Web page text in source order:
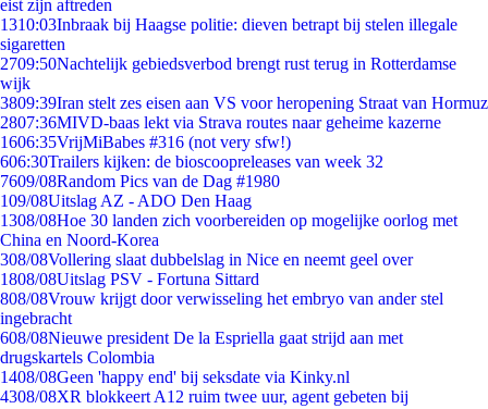
eist zijn aftreden
1310:03Inbraak bij Haagse politie: dieven betrapt bij stelen illegale
sigaretten
2709:50Nachtelijk gebiedsverbod brengt rust terug in Rotterdamse
wijk
3809:39Iran stelt zes eisen aan VS voor heropening Straat van Hormuz
2807:36MIVD-baas lekt via Strava routes naar geheime kazerne
1606:35VrijMiBabes #316 (not very sfw!)
606:30Trailers kijken: de bioscoopreleases van week 32
7609/08Random Pics van de Dag #1980
109/08Uitslag AZ - ADO Den Haag
1308/08Hoe 30 landen zich voorbereiden op mogelijke oorlog met
China en Noord-Korea
308/08Vollering slaat dubbelslag in Nice en neemt geel over
1808/08Uitslag PSV - Fortuna Sittard
808/08Vrouw krijgt door verwisseling het embryo van ander stel
ingebracht
608/08Nieuwe president De la Espriella gaat strijd aan met
drugskartels Colombia
1408/08Geen 'happy end' bij seksdate via Kinky.nl
4308/08XR blokkeert A12 ruim twee uur, agent gebeten bij